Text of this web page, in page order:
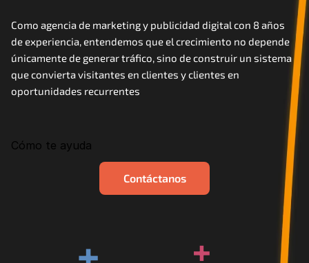
Contáctanos
Join
Events
Como agencia de marketing y publicidad digital con 8 años
de experiencia, entendemos que el crecimiento no depende
únicamente de generar tráfico, sino de construir un sistema
que convierta visitantes en clientes y clientes en
oportunidades recurrentes
Cómo te ayuda
Contáctanos
+